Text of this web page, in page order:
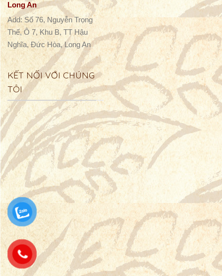
Long An
Add: Số 76, Nguyễn Trọng
Thế, Ô 7, Khu B, TT Hậu
Nghĩa, Đức Hòa, Long An
KẾT NỐI VỚI CHÚNG
TÔI